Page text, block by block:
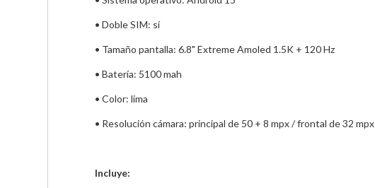
• Doble SIM: sí
• Tamaño pantalla: 6.8" Extreme Amoled 1.5K + 120 Hz
• Batería: 5100 mah
• Color: lima
• Resolución cámara: principal de 50 + 8 mpx / frontal de 32 mpx
Incluye: